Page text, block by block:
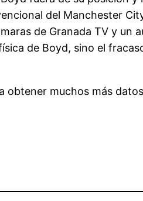
del Manchester
de Granada TV y
de Boyd, sino el
obtener muchos más